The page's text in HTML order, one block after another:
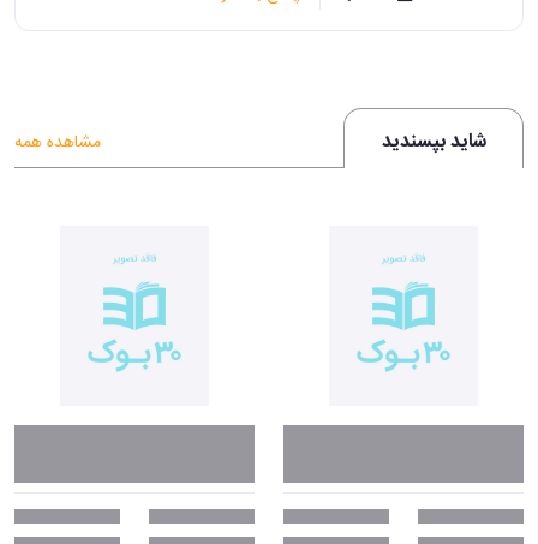
شاید بپسندید مشاهده همه